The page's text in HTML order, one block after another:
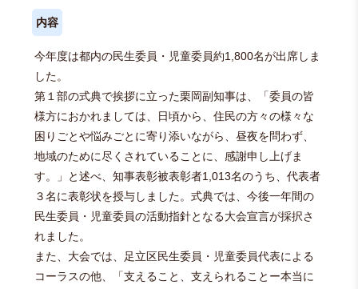
内容
今年度は都内の民生委員・児童委員約1,800名が出席しま
した。
第１部の式典で挨拶に立った栗岡副知事は、「委員の皆
様方におかれましては、日頃から、住民の方々の様々な
困りごとや悩みごとに寄り添いながら、昼夜を問わず、
地域のために尽くされていることに、感謝申し上げま
す。」と述べ、知事表彰被表彰者1,013名のうち、代表者
３名に表彰状を授与しました。式典では、今後一年間の
民生委員・児童委員の活動指針となる大会宣言が採択さ
れました。
また、大会では、足立区民生委員・児童委員代表による
コーラスの他、「支えること、支えられることー本当に